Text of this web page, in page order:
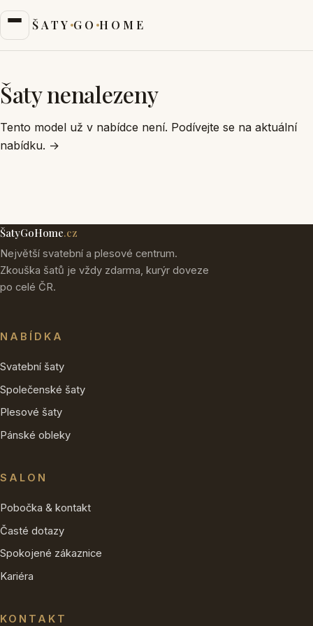
ŠATY GO HOME
Šaty nenalezeny
Tento model už v nabídce není. Podívejte se na aktuální
nabídku. →
ŠatyGoHome.cz
Největší svatební a plesové centrum.
Zkouška šatů je vždy zdarma, kurýr doveze
po celé ČR.
NABÍDKA
Svatební šaty
Společenské šaty
Plesové šaty
Pánské obleky
SALON
Pobočka & kontakt
Časté dotazy
Spokojené zákaznice
Kariéra
KONTAKT